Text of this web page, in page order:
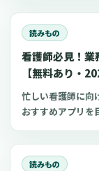
び方、針のゲージ
を避けるポイント
します。
読みもの
看護師必見！
【無料あり・
忙しい看護師に向
おすすめアプリを
心電図学習、シフ
リをまとめました。
読みもの